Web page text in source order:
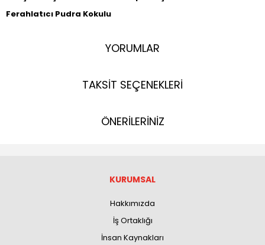
Ferahlatıcı Pudra Kokulu
YORUMLAR
TAKSİT SEÇENEKLERİ
ÖNERİLERİNİZ
KURUMSAL
Hakkımızda
İş Ortaklığı
İnsan Kaynakları